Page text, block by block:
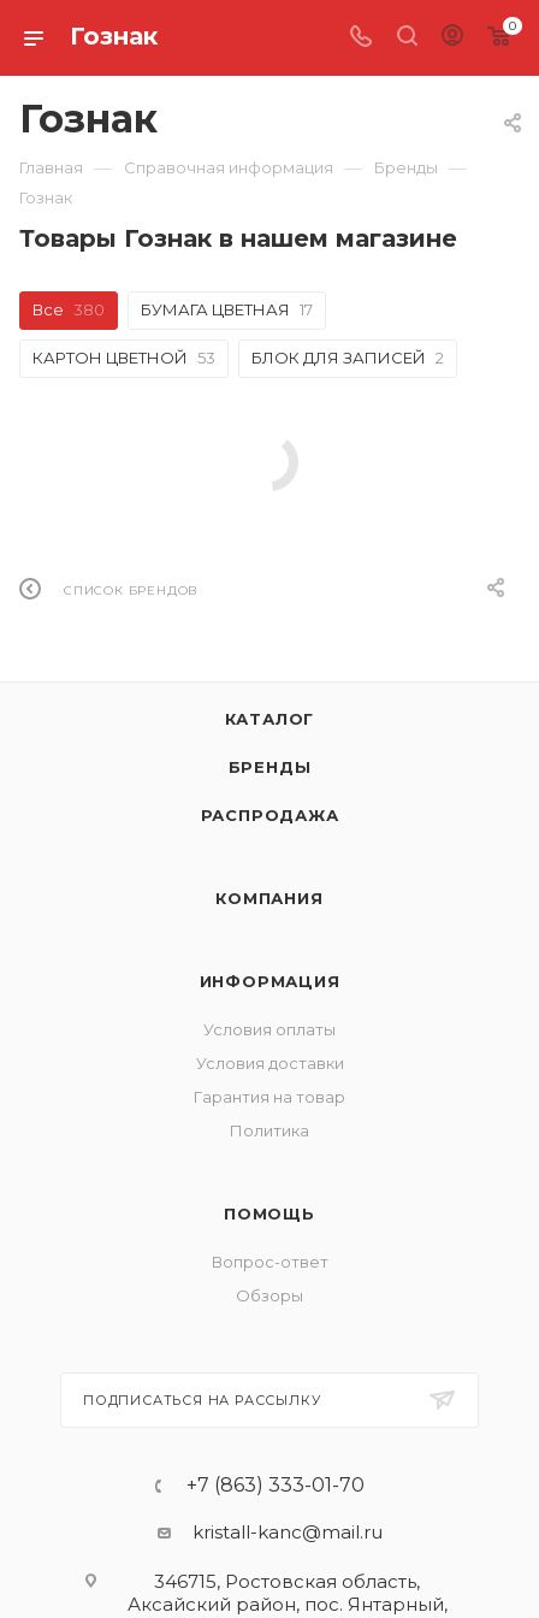
Гознак 0
Гознак
Главная — Справочная информация — Бренды —
Гознак
Товары Гознак в нашем магазине
Все 380 БУМАГА ЦВЕТНАЯ 17
КАРТОН ЦВЕТНОЙ 53 БЛОК ДЛЯ ЗАПИСЕЙ 2
СПИСОК БРЕНДОВ
КАТАЛОГ
БРЕНДЫ
РАСПРОДАЖА
КОМПАНИЯ
ИНФОРМАЦИЯ
Условия оплаты
Условия доставки
Гарантия на товар
Политика
ПОМОЩЬ
Вопрос-ответ
Обзоры
ПОДПИСАТЬСЯ НА РАССЫЛКУ
+7 (863) 333-01-70
kristall-kanc@mail.ru
346715, Ростовская область​,
Аксайский район, пос. Янтарный,